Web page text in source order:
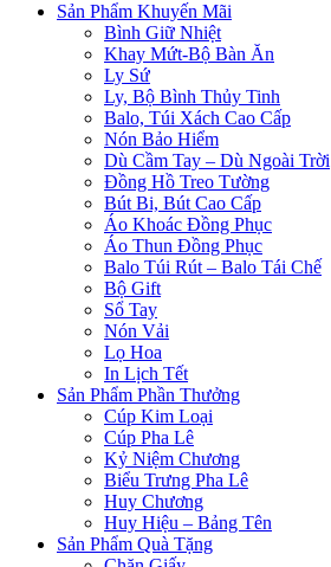
Sản Phẩm Khuyến Mãi
Bình Giữ Nhiệt
Khay Mứt-Bộ Bàn Ăn
Ly Sứ
Ly, Bộ Bình Thủy Tinh
Balo, Túi Xách Cao Cấp
Nón Bảo Hiểm
Dù Cầm Tay – Dù Ngoài Trời
Đồng Hồ Treo Tường
Bút Bi, Bút Cao Cấp
Áo Khoác Đồng Phục
Áo Thun Đồng Phục
Balo Túi Rút – Balo Tái Chế
Bộ Gift
Sổ Tay
Nón Vải
Lọ Hoa
In Lịch Tết
Sản Phẩm Phần Thưởng
Cúp Kim Loại
Cúp Pha Lê
Kỷ Niệm Chương
Biểu Trưng Pha Lê
Huy Chương
Huy Hiệu – Bảng Tên
Sản Phẩm Quà Tặng